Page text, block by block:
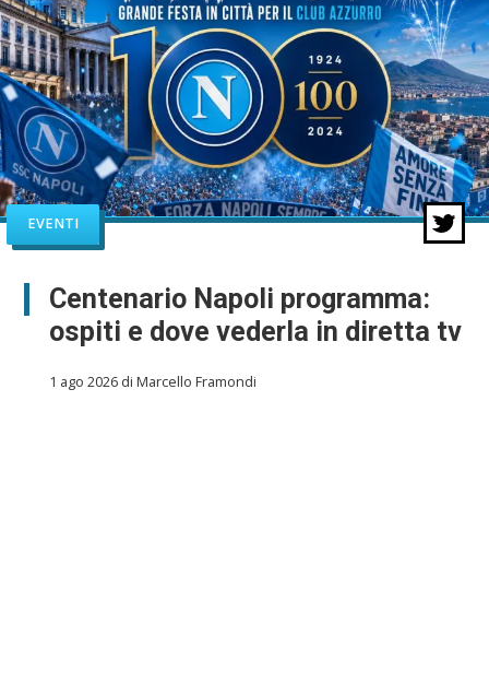
EVENTI
Centenario Napoli programma:
ospiti e dove vederla in diretta tv
1 ago 2026 di Marcello Framondi